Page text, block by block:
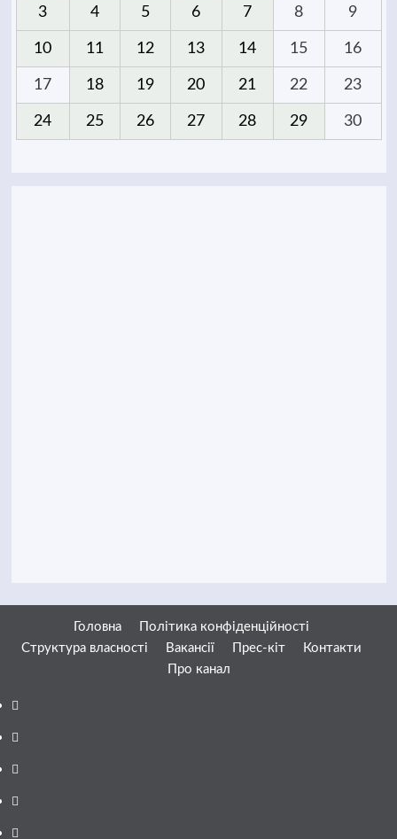
3 4 5 6 7 8 9
10 11 12 13 14 15 16
17 18 19 20 21 22 23
24 25 26 27 28 29 30
Головна
Політика конфіденційності
Структура власності
Вакансії Прес-кіт
Контакти
Про канал
Facebook
YouTube
Telegram
Instagram
Twitter